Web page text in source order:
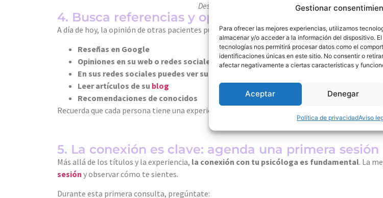
Gestionar
Para ofrecer las mejores experiencias, utilizamos
almacenar y/o acceder a la información del dispositivo.
tecnologías nos permitirá procesar datos como el
identificaciones únicas en este sitio. No consentir o
afectar negativamente a ciertas características y
Aceptar Denegar
Política de privacidadAviso
Deseas recuperar la calma y tu bienestar emocional,
4. Busca referencias y opiniones
A día de hoy, la opinión de otras pacientes puede darte una idea de cómo trabaja una
Reseñas en Google
Opiniones en su web o redes sociales
En sus redes sociales puedes ver sus videos o
Leer artículos de su blog
Recomendaciones de conocidos
Recuerda que cada persona tiene una experiencia diferente y lo más importante es que tú te
5. La conexión es clave: agenda una primera sesión
Más allá de los títulos y la experiencia, la conexión con tu psicóloga es fundamental. La
sesión y observar cómo te sientes.
Durante esta primera consulta, pregúntate: